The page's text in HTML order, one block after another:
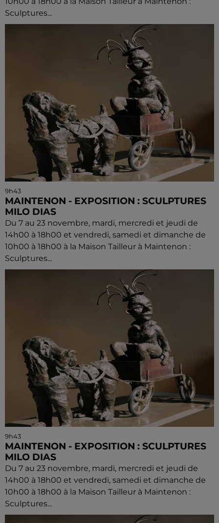
Sculptures...
9h43
MAINTENON - EXPOSITION : SCULPTURES
MILO DIAS
Du 7 au 23 novembre, mardi, mercredi et jeudi de
14h00 à 18h00 et vendredi, samedi et dimanche de
10h00 à 18h00 à la Maison Tailleur à Maintenon :
Sculptures...
9h43
MAINTENON - EXPOSITION : SCULPTURES
MILO DIAS
Du 7 au 23 novembre, mardi, mercredi et jeudi de
14h00 à 18h00 et vendredi, samedi et dimanche de
10h00 à 18h00 à la Maison Tailleur à Maintenon :
Sculptures...